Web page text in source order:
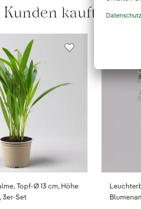
kauften
Topf-Ø 13 cm, Höhe
3er-Set